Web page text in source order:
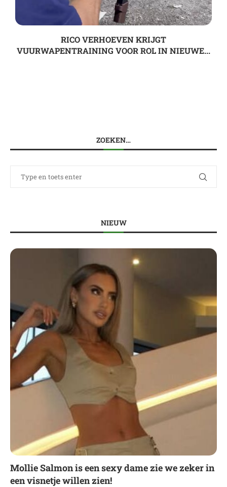
RICO VERHOEVEN KRIJGT
VUURWAPENTRAINING VOOR ROL IN NIEUWE...
ZOEKEN…
NIEUW
Mollie Salmon is een sexy dame zie we zeker in
een visnetje willen zien!